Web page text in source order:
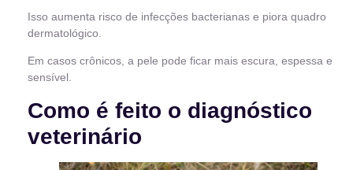
Isso aumenta risco de infecções bacterianas e piora quadro
dermatológico.
Em casos crônicos, a pele pode ficar mais escura, espessa e
sensível.
Como é feito o diagnóstico
veterinário